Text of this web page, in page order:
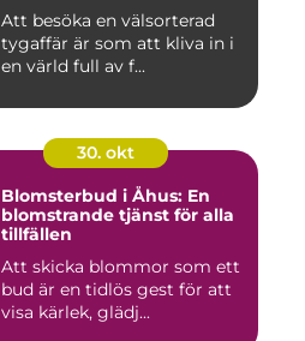
Att besöka en välsorterad
tygaffär är som att kliva in i
en värld full av f...
30. okt
Blomsterbud i Åhus: En
blomstrande tjänst för alla
tillfällen
Att skicka blommor som ett
bud är en tidlös gest för att
visa kärlek, glädj...